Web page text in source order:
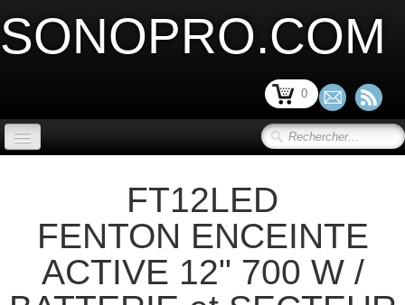
SONOPRO.COM
0
SONORISATION SCENE et VIDEO
LIMITATION ACOUSTIQUE ▼
SONORISATION INSTALLATION
FT12LED
FENTON ENCEINTE
ACTIVE 12" 700 W /